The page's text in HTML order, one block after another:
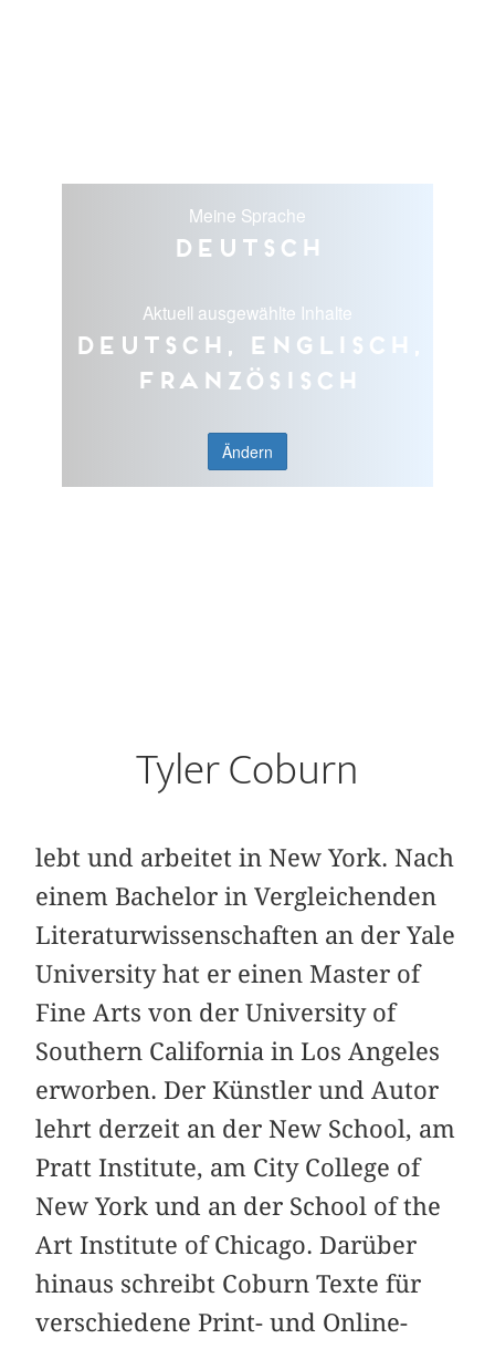
Meine Sprache
Deutsch
Aktuell ausgewählte Inhalte
Deutsch, Englisch,
Französisch
Ändern
Tyler Coburn
lebt und arbeitet in New York. Nach
einem Bachelor in Vergleichenden
Literaturwissenschaften an der Yale
University hat er einen Master of
Fine Arts von der University of
Southern California in Los Angeles
erworben. Der Künstler und Autor
lehrt derzeit an der New School, am
Pratt Institute, am City College of
New York und an der School of the
Art Institute of Chicago. Darüber
hinaus schreibt Coburn Texte für
verschiedene Print- und Online-